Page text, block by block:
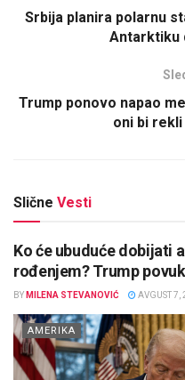
Srbija planira polarnu
Antarktiku
Trump ponovo napao
oni bi rekli
Slične Vesti
Ko će ubuduće dobijati
rođenjem? Trump
BY MILENA STEVANOVIĆ AVGUST 7,
AMERIKA